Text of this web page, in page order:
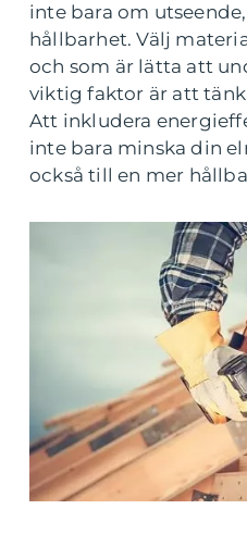
inte bara om
hållbarhet. Välj
och som är lätta att
viktig faktor är att
Att inkludera
inte bara minska din
också till en mer